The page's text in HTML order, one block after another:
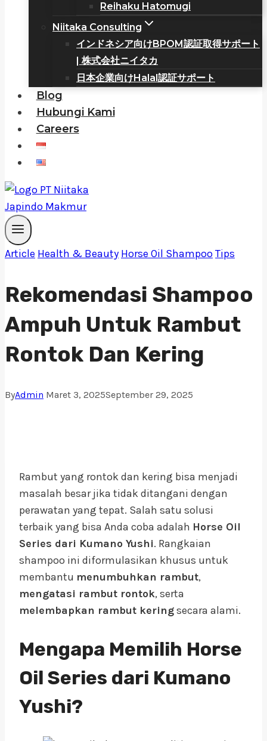
Reihaku Hatomugi
Niitaka Consulting
インドネシア向けBPOM認証取得サポート
| 株式会社ニイタカ
日本企業向けHalal認証サポート
Blog
Hubungi Kami
Careers
Article Health & Beauty Horse Oil ShampooTips
Rekomendasi Shampoo
Ampuh Untuk Rambut
Rontok Dan Kering
ByAdmin Maret 3, 2025September 29, 2025
Rambut yang rontok dan kering bisa menjadi
masalah besar jika tidak ditangani dengan
perawatan yang tepat. Salah satu solusi
terbaik yang bisa Anda coba adalah Horse Oil
Series dari Kumano Yushi. Rangkaian
shampoo ini diformulasikan khusus untuk
membantu menumbuhkan rambut,
mengatasi rambut rontok, serta
melembapkan rambut keringsecara alami.
Mengapa Memilih Horse
Oil Series dari Kumano
Yushi?